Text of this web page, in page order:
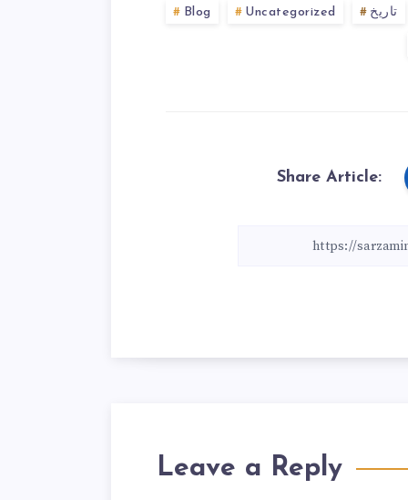
Blog Uncategorized تاریخ
Share Article:
Leave a Reply